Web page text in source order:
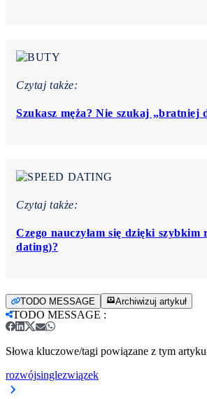
Czytaj także:
Szukasz męża? Nie szukaj „bratniej
Czytaj także:
Czego nauczyłam się dzięki szybkim
dating)?
TODO MESSAGE Archiwizuj artykuł
TODO MESSAGE :
Słowa kluczowe/tagi powiązane z tym
rozwójsinglezwiązek